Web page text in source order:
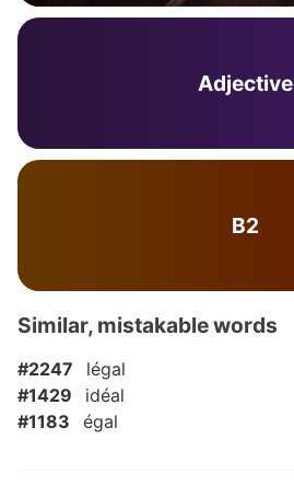
Adjective
B2
Similar, mistakable words
#2247
légal
#1429
idéal
#1183
égal